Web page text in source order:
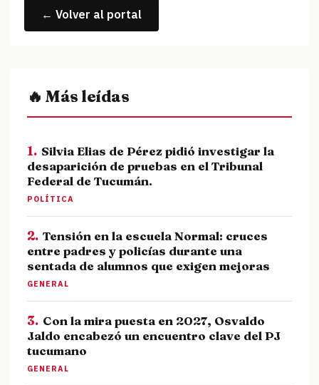
← Volver al portal
🔥 Más leídas
1. Silvia Elias de Pérez pidió investigar la
desaparición de pruebas en el Tribunal
Federal de Tucumán.
POLÍTICA
2. Tensión en la escuela Normal: cruces
entre padres y policías durante una
sentada de alumnos que exigen mejoras
GENERAL
3. Con la mira puesta en 2027, Osvaldo
Jaldo encabezó un encuentro clave del PJ
tucumano
GENERAL